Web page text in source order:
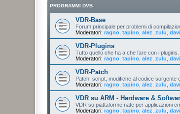
PROGRAMMI DVB
VDR-Base
Forum principale per problemi di
Moderatori: ragno tapino alez zulu
VDR-Plugins
Tutto quello che ha a che fare con i plugins.
Moderatori: ragno tapino alez zulu
VDR-Patch
Patch, script, modifiche al codice sorgente
Moderatori: ragno tapino alez zulu
VDR su ARM - Hardware &
VDR su piattaforme nate per applicazioni
Moderatori: ragno tapino alez zulu